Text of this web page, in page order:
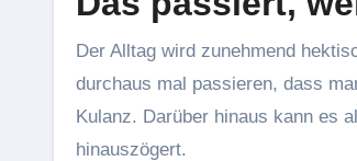
Der Alltag wird zunehmend
durchaus mal passieren, dass
Kulanz. Darüber hinaus kann es
hinauszögert.